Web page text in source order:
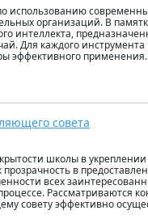
использованию
организаций. В
интеллекта,
Для каждого
эффективного
совета
школы в
прозрачность в
всех
Рассматриваются
совету эффективно